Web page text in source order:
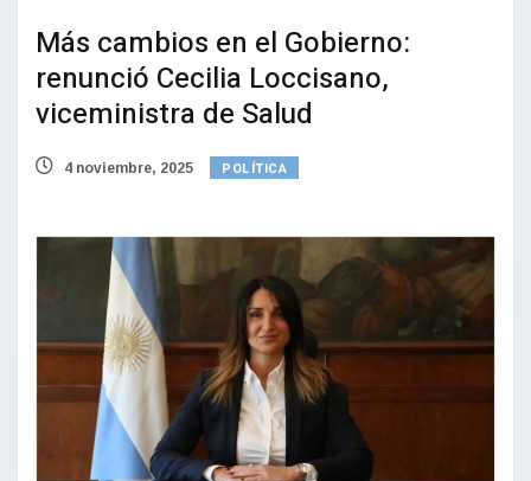
Más cambios en el Gobierno:
renunció Cecilia Loccisano,
viceministra de Salud
4 noviembre, 2025 POLÍTICA